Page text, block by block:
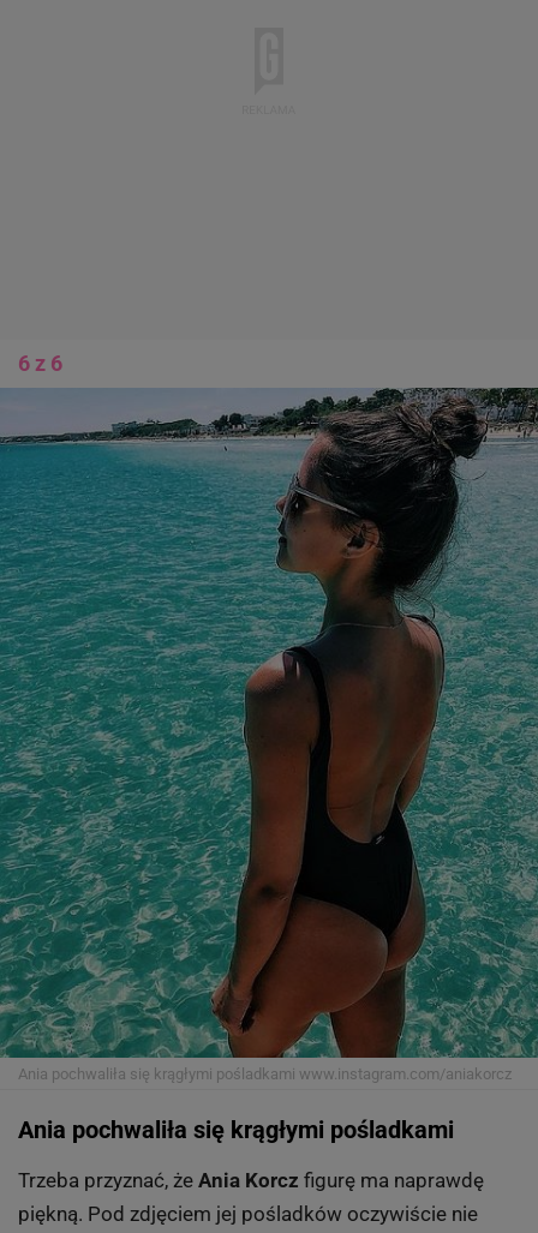
6 z 6
Ania pochwaliła się krągłymi pośladkami www.instagram.com/aniakorcz
Ania pochwaliła się krągłymi pośladkami
Trzeba przyznać, że Ania Korcz figurę ma naprawdę
piękną. Pod zdjęciem jej pośladków oczywiście nie